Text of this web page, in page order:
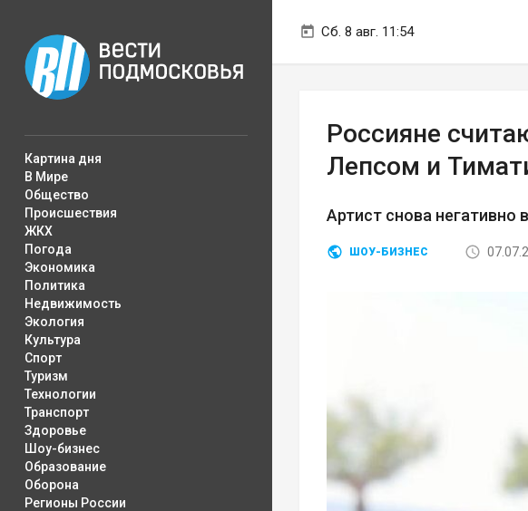
Сб. 8 авг. 11:54
Картина дня
В Мире
Общество
Происшествия
ЖКХ
Погода
Экономика
Политика
Недвижимость
Экология
Культура
Спорт
Туризм
Технологии
Транспорт
Здоровье
Шоу-бизнес
Образование
Оборона
Регионы России
Россияне
Лепсом и
Артист снова негативно
ШОУ-БИЗНЕС